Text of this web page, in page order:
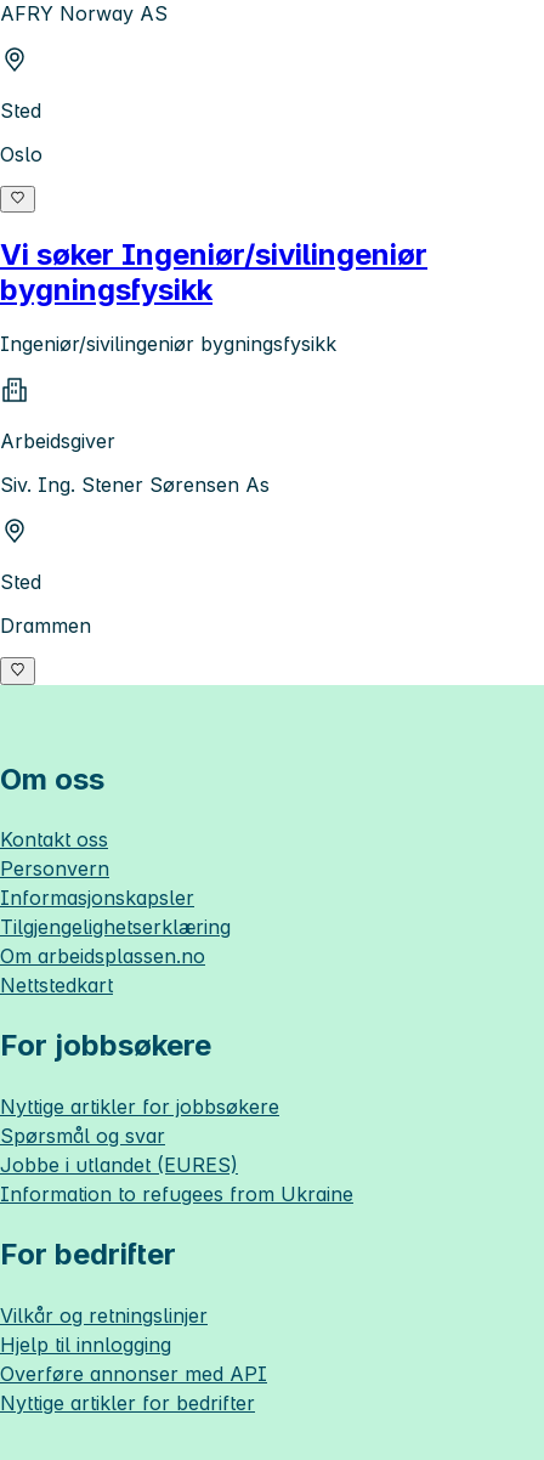
AFRY Norway AS
Sted
Oslo
Vi søker Ingeniør/sivilingeniør
bygningsfysikk
Ingeniør/sivilingeniør bygningsfysikk
Arbeidsgiver
Siv. Ing. Stener Sørensen As
Sted
Drammen
Om oss
Kontakt oss
Personvern
Informasjonskapsler
Tilgjengelighetserklæring
Om arbeidsplassen.no
Nettstedkart
For jobbsøkere
Nyttige artikler for jobbsøkere
Spørsmål og svar
Jobbe i utlandet (EURES)
Information to refugees from Ukraine
For bedrifter
Vilkår og retningslinjer
Hjelp til innlogging
Overføre annonser med API
Nyttige artikler for bedrifter